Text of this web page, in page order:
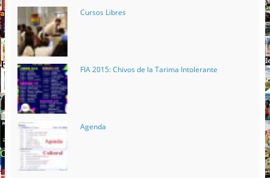
Cursos Libres
FIA 2015: Chivos de la Tarima Intolerante
Agenda